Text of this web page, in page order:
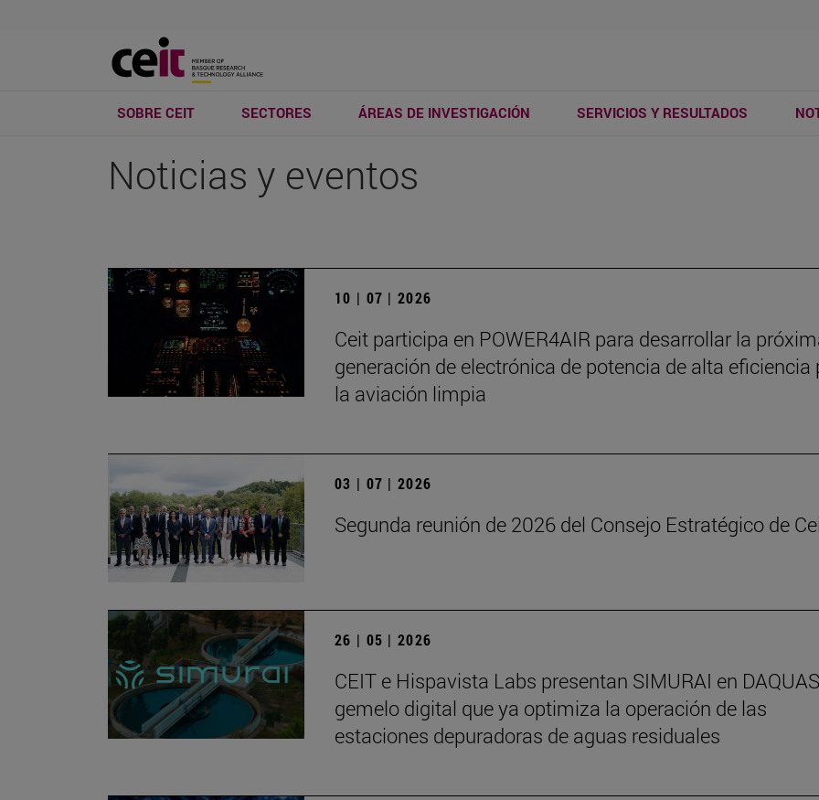
SOBRE CEIT SECTORES ÁREAS DE INVESTIGACIÓN SERVICIOS Y RESULTADOS
Noticias y eventos
10 | 07 | 2026
Ceit participa en POWER4AIR para desarrollar la
generación de electrónica de potencia de alta eficiencia
la aviación limpia
03 | 07 | 2026
Segunda reunión de 2026 del Consejo Estratégico de
26 | 05 | 2026
CEIT e Hispavista Labs presentan SIMURAI en
gemelo digital que ya optimiza la operación de las
estaciones depuradoras de aguas residuales